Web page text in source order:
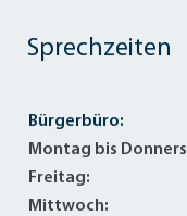
Sprechzeiten
Bürgerbüro:
Montag bis
Freitag:
Mittwoch: